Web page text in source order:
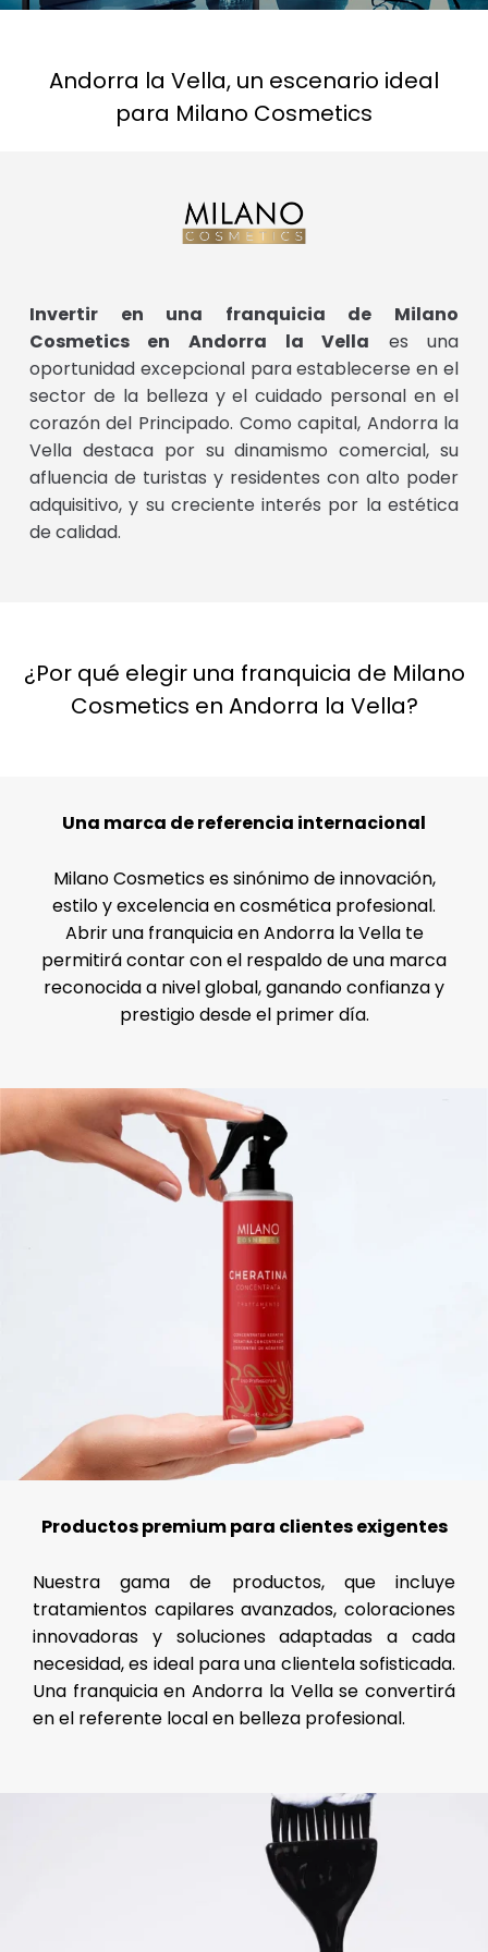
Andorra la Vella, un escenario ideal
para Milano Cosmetics
Invertir en una franquicia de Milano
Cosmetics en Andorra la Vella es una
oportunidad excepcional para establecerse en el
sector de la belleza y el cuidado personal en el
corazón del Principado. Como capital, Andorra la
Vella destaca por su dinamismo comercial, su
afluencia de turistas y residentes con alto poder
adquisitivo, y su creciente interés por la estética
de calidad.
¿Por qué elegir una franquicia de Milano
Cosmetics en Andorra la Vella?
Una marca de referencia internacional
Milano Cosmetics es sinónimo de innovación,
estilo y excelencia en cosmética profesional.
Abrir una franquicia en Andorra la Vella te
permitirá contar con el respaldo de una marca
reconocida a nivel global, ganando confianza y
prestigio desde el primer día.
Productos premium para clientes exigentes
Nuestra gama de productos, que incluye
tratamientos capilares avanzados, coloraciones
innovadoras y soluciones adaptadas a cada
necesidad, es ideal para una clientela sofisticada.
Una franquicia en Andorra la Vella se convertirá
en el referente local en belleza profesional.